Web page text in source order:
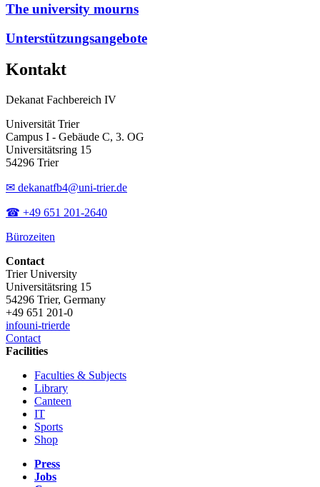
The university mourns
Unterstützungsangebote
Kontakt
Dekanat Fachbereich IV
Universität Trier
Campus I - Gebäude C, 3. OG
Universitätsring 15
54296 Trier
✉ dekanatfb4@uni-trier.de
☎ +49 651 201-2640
Bürozeiten
Contact
Trier University
Universitätsring 15
54296 Trier, Germany
+49 651 201-0
infouni-trierde
Contact
Facilities
Faculties & Subjects
Library
Canteen
IT
Sports
Shop
Press
Jobs